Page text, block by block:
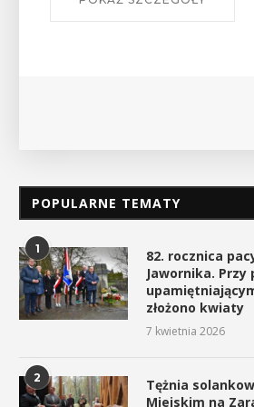
POPULARNE TEMATY
1
82. rocznica
Jawornika. Przy
złożono kwiaty
7 kwietnia 2026
2
Tężnia
Miejskim na